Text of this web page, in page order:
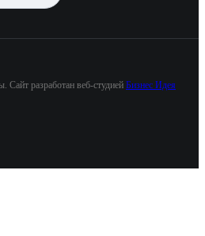
разработан веб-студией Бизнес Идея